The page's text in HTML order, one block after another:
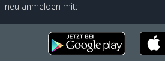
neu anmelden mit: